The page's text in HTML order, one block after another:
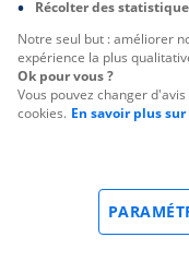
Récolter des
Notre seul but : améliorer
expérience la plus
Ok pour vous ?
Vous pouvez changer
cookies. En savoir plus